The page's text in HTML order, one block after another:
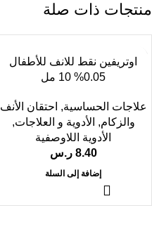
منتجات ذات صلة
اوتريفين نقط للانف للأطفال
0.05% 10 مل
علاجات الحساسية, احتقان الأنف
والزكام, الأدوية و العلاجات,
الأدوية اللاوصفية
8.40 ر.س
إضافة إلى السلة